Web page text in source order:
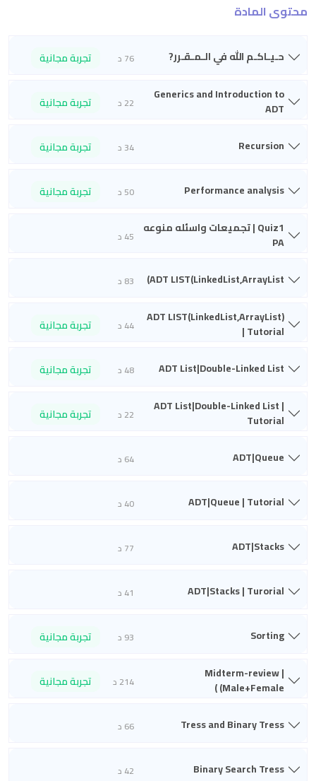
محتوى المادة
حـيـاكـم الله في الـمـقـرر? 76 د
تجربة مجانية
Generics and Introduction to
ADT
22 د تجربة مجانية
Recursion 34 د تجربة مجانية
Performance analysis 50 د
تجربة مجانية
Quiz1 | تجميعات واسئله منوعه
PA
45 د
ADT LIST(LinkedList,ArrayList) 83 د
ADT LIST(LinkedList,ArrayList)
| Tutorial
44 د تجربة مجانية
ADT List|Double-Linked List 48 د
تجربة مجانية
ADT List|Double-Linked List |
Tutorial
22 د تجربة مجانية
ADT|Queue 64 د
ADT|Queue | Tutorial 40 د
ADT|Stacks 77 د
ADT|Stacks | Turorial 41 د
Sorting 93 د
تجربة مجانية
Midterm-review |
(Male+Female )
214 د تجربة مجانية
Tress and Binary Tress 66 د
Binary Search Tress 42 د